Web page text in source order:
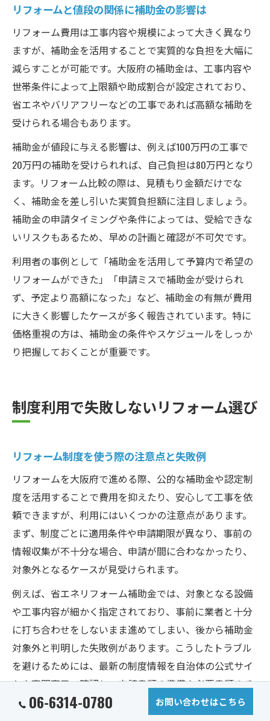
リフォームと値段の関係に補助金の影響は
リフォーム費用は工事内容や規模によって大きく異なり
ますが、補助金を活用することで実質的な負担を大幅に
減らすことが可能です。大阪府の補助金は、工事内容や
世帯条件によって上限額や助成割合が設定されており、
省エネやバリアフリーなどの工事であれば高額な補助を
受けられる場合もあります。
補助金が値段に与える影響は、例えば100万円の工事で
20万円の補助を受けられれば、自己負担は80万円となり
ます。リフォーム比較の際は、見積もり金額だけでな
く、補助金を差し引いた実質負担額に注目しましょう。
補助金の申請タイミングや条件によっては、受給できな
いリスクもあるため、早めの計画と確認が不可欠です。
利用者の事例として「補助金を活用して予算内で希望の
リフォームができた」「申請ミスで補助金が受けられ
ず、予定より高額になった」など、補助金の有無が費用
に大きく影響したケースが多く報告されています。特に
価格重視の方は、補助金の条件やスケジュールをしっか
り把握しておくことが重要です。
制度利用で失敗しないリフォーム選び
リフォーム制度を使う際の注意点と失敗例
リフォームを大阪府で進める際、公的な補助金や認定制
度を活用することで費用を抑えたり、安心して工事を依
頼できますが、利用にはいくつかの注意点があります。
まず、制度ごとに適用条件や申請期限が異なり、事前の
情報収集が不十分な場合、申請が間に合わなかったり、
対象外となるケースが見受けられます。
例えば、省エネリフォーム補助金では、対象となる設備
や工事内容が細かく指定されており、事前に業者と十分
に打ち合わせをしないまま進めてしまい、後から補助金
対象外と判明した失敗例があります。こうしたトラブル
を避けるためには、最新の制度情報を自治体の公式サイ
トや専門窓口で確認し、申請書類の準備や必要書類のチ
ェックを怠らないことが重要です。
06-6314-0780 お問い合わせはこちら